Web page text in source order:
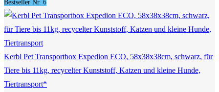
Bestseller Nr. 6
Kerbl Pet Transportbox Expedion ECO, 58x38x38cm, schwarz, für
Tiere bis 11kg, recycelter Kunststoff, Katzen und kleine Hunde,
Tiertransport*